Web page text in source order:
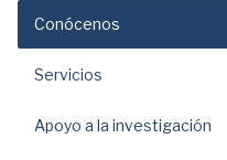
Conócenos
Servicios
Apoyo a la investigación